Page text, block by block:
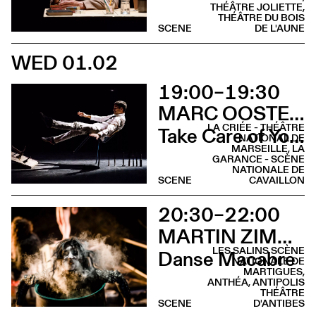
THÉÂTRE JOLIETTE,
THÉÂTRE DU BOIS
DE L'AUNE
SCENE
WED 01.02
19:00–19:30
MARC OOSTERHOFF
Take Care of Yourself
LA CRIÉE - THÉÂTRE
NATIONAL DE
MARSEILLE, LA
GARANCE - SCÈNE
NATIONALE DE
CAVAILLON
SCENE
20:30–22:00
MARTIN ZIMMERMANN
Danse Macabre
LES SALINS SCÈNE
NATIONALE DE
MARTIGUES,
ANTHÉA, ANTIPOLIS
THÉÂTRE
D'ANTIBES
SCENE